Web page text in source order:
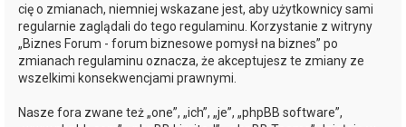
cię o zmianach, niemniej wskazane jest, aby użytkownicy sami
regularnie zaglądali do tego regulaminu. Korzystanie z witryny
„Biznes Forum - forum biznesowe pomysł na biznes” po
zmianach regulaminu oznacza, że akceptujesz te zmiany ze
wszelkimi konsekwencjami prawnymi.
Nasze fora zwane też „one”, „ich”, „je”, „phpBB software”,